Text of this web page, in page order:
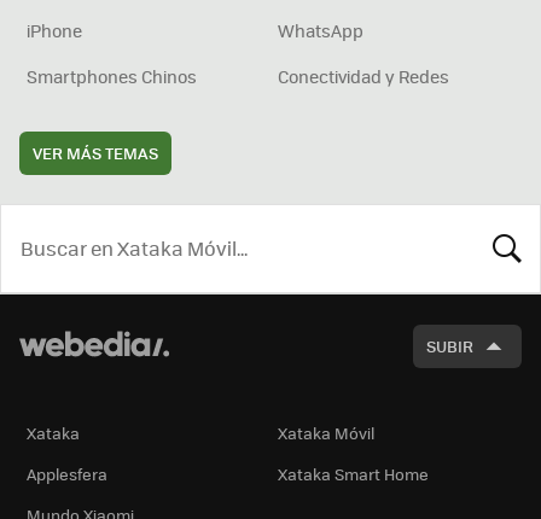
iPhone
WhatsApp
Smartphones Chinos
Conectividad y Redes
VER MÁS TEMAS
SUBIR
Xataka
Xataka Móvil
Applesfera
Xataka Smart Home